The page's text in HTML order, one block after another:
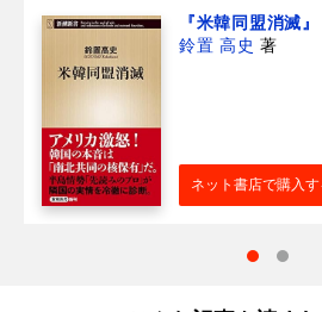
『米韓同盟消滅』
鈴置 高史 著
ネット書店で購入す